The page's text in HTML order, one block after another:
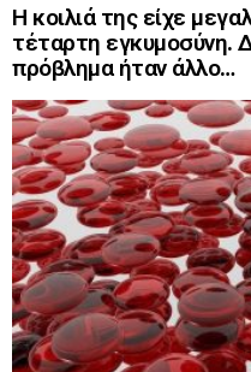
Η κοιλιά της είχε
τέταρτη εγκυμοσύνη.
πρόβλημα ήταν άλλο…